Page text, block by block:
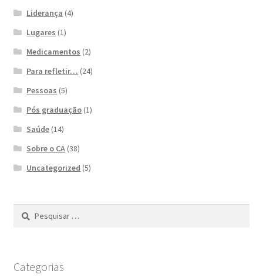
Liderança (4)
Lugares (1)
Medicamentos (2)
Para refletir… (24)
Pessoas (5)
Pós graduação (1)
Saúde (14)
Sobre o CA (38)
Uncategorized (5)
Pesquisar
Categorias